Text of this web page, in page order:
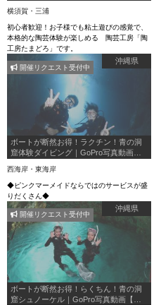
横須賀・三浦
初心者歓迎！お子様でも粘土遊びの感覚で、
本格的な陶芸体験が楽しめる 陶芸工房「陶
工房たまどろ」です。
沖縄県
ボートが断然お得！ラクチン！青の洞
窟体験ダイビング｜GoPro写真動画
ー・ドライヤー・駐車場すべて無料！1
組貸切制
西海岸・東海岸
◆ピンクマーメイドならではのサービスが盛
りだくさん◆
開催リクエスト受付中
沖縄県
ボートが断然お得！らくちん！青の洞
窟シュノーケル｜GoPro写真動画【無
開催リクエスト受付中